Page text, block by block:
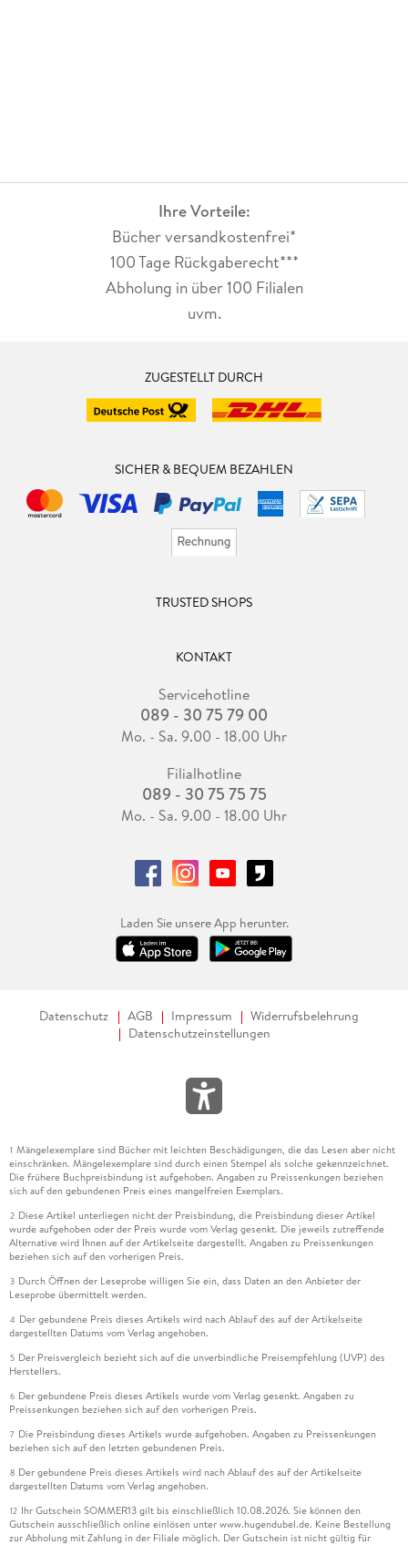
Ihre Vorteile:
Bücher versandkostenfrei*
100 Tage Rückgaberecht***
Abholung in über 100 Filialen
uvm.
ZUGESTELLT DURCH
SICHER & BEQUEM BEZAHLEN
TRUSTED SHOPS
KONTAKT
Servicehotline
089 - 30 75 79 00
Mo. - Sa. 9.00 - 18.00 Uhr
Filialhotline
089 - 30 75 75 75
Mo. - Sa. 9.00 - 18.00 Uhr
Laden Sie unsere App herunter.
Datenschutz AGB Impressum
Widerrufsbelehrung
Datenschutzeinstellungen
1 Mängelexemplare sind Bücher mit leichten Beschädigungen, die das Lesen aber nicht
einschränken. Mängelexemplare sind durch einen Stempel als solche gekennzeichnet.
Die frühere Buchpreisbindung ist aufgehoben. Angaben zu Preissenkungen beziehen
sich auf den gebundenen Preis eines mangelfreien Exemplars.
2 Diese Artikel unterliegen nicht der Preisbindung, die Preisbindung dieser Artikel
wurde aufgehoben oder der Preis wurde vom Verlag gesenkt. Die jeweils zutreffende
Alternative wird Ihnen auf der Artikelseite dargestellt. Angaben zu Preissenkungen
beziehen sich auf den vorherigen Preis.
3 Durch Öffnen der Leseprobe willigen Sie ein, dass Daten an den Anbieter der
Leseprobe übermittelt werden.
4 Der gebundene Preis dieses Artikels wird nach Ablauf des auf der Artikelseite
dargestellten Datums vom Verlag angehoben.
5 Der Preisvergleich bezieht sich auf die unverbindliche Preisempfehlung (UVP) des
Herstellers.
6 Der gebundene Preis dieses Artikels wurde vom Verlag gesenkt. Angaben zu
Preissenkungen beziehen sich auf den vorherigen Preis.
7 Die Preisbindung dieses Artikels wurde aufgehoben. Angaben zu Preissenkungen
beziehen sich auf den letzten gebundenen Preis.
8 Der gebundene Preis dieses Artikels wird nach Ablauf des auf der Artikelseite
dargestellten Datums vom Verlag angehoben.
12 Ihr Gutschein SOMMER13 gilt bis einschließlich 10.08.2026. Sie können den
Gutschein ausschließlich online einlösen unter www.hugendubel.de. Keine Bestellung
zur Abholung mit Zahlung in der Filiale möglich. Der Gutschein ist nicht gültig für